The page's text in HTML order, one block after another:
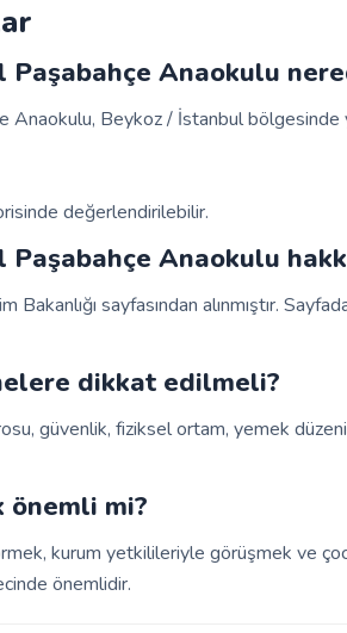
Anaokulu
Anaokulu, Beykoz / İstanbul bölgesinde
değerlendirilebilir.
Anaokulu
sayfasından alınmıştır.
dikkat edilmeli?
güvenlik, fiziksel ortam, yemek
önemli mi?
kurum yetkilileriyle görüşmek ve
önemlidir.